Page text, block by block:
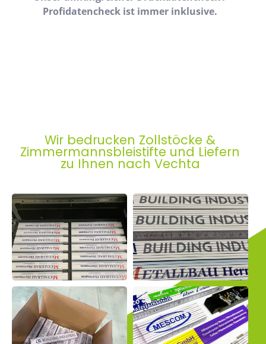
Profidatencheck ist immer inklusive.
Wir bedrucken Zollstöcke &
Zimmermannsbleistifte und Liefern
zu Ihnen nach Vechta